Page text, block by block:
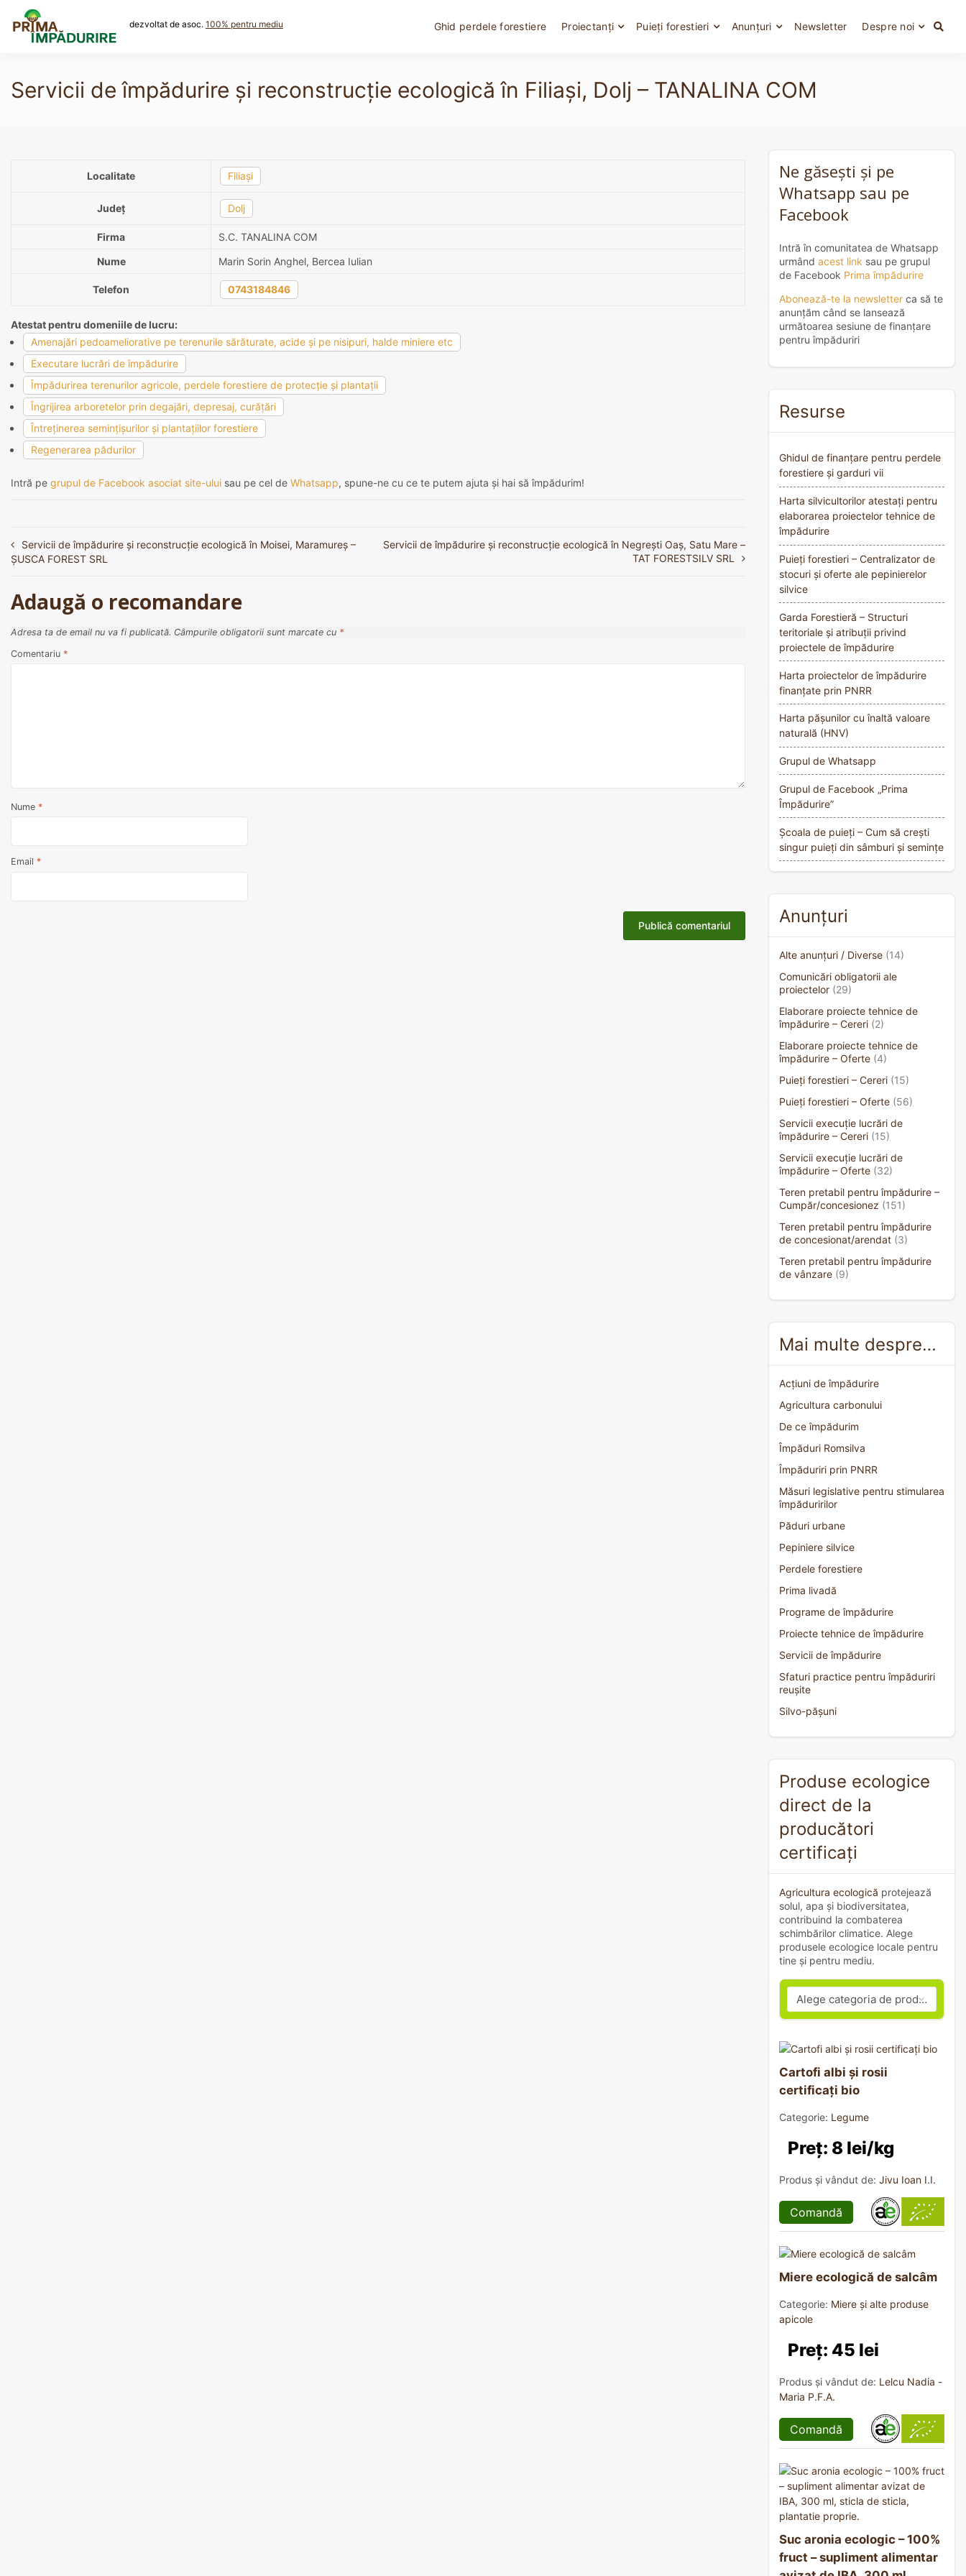
content
dezvoltat de asoc. 100% pentru mediu Ghid perdele forestiere Proiectanți Puieți forestieri Anunțuri Newsletter Despre noi
Servicii de împădurire și reconstrucție ecologică în Filiași, Dolj – TANALINA COM
Localitate Filiași
Județ Dolj
Firma
S.C. TANALINA COM
Nume
Marin Sorin Anghel, Bercea Iulian
Telefon 0743184846
Atestat pentru domeniile de lucru:
Amenajări pedoameliorative pe terenurile sărăturate, acide şi pe nisipuri, halde miniere etc
Executare lucrări de împădurire
Împădurirea terenurilor agricole, perdele forestiere de protecţie şi plantaţii
Îngrijirea arboretelor prin degajări, depresaj, curăţări
Întreţinerea seminţişurilor şi plantaţiilor forestiere
Regenerarea pădurilor
Intră pe grupul de Facebook asociat site-ului sau pe cel de Whatsapp, spune-ne cu ce te putem ajuta și hai să împădurim!
Navigare
articole
Servicii de împădurire și reconstrucție ecologică în Moisei, Maramureș –
ȘUSCA FOREST SRL
Servicii de împădurire și reconstrucție ecologică în Negrești Oaș, Satu Mare –
TAT FORESTSILV SRL
Adaugă o recomandare
Adresa ta de email nu va fi publicată. Câmpurile obligatorii sunt marcate cu *
Comentariu *
Nume *
Email *
Ne găsești și pe
Whatsapp sau pe
Facebook
Intră în comunitatea de Whatsapp
urmând acest link sau pe grupul
de Facebook Prima împădurire
Abonează-te la newsletter ca să te
anunțăm când se lansează
următoarea sesiune de finanțare
pentru împăduriri
Resurse
Ghidul de finanțare pentru perdele
forestiere și garduri vii
Harta silvicultorilor atestați pentru
elaborarea proiectelor tehnice de
împădurire
Puieți forestieri – Centralizator de
stocuri și oferte ale pepinierelor
silvice
Garda Forestieră – Structuri
teritoriale și atribuții privind
proiectele de împădurire
Harta proiectelor de împădurire
finanțate prin PNRR
Harta pășunilor cu înaltă valoare
naturală (HNV)
Grupul de Whatsapp
Grupul de Facebook „Prima
Împădurire”
Școala de puieți – Cum să crești
singur puieți din sâmburi și semințe
Anunțuri
Alte anunțuri / Diverse (14)
Comunicări obligatorii ale
proiectelor (29)
Elaborare proiecte tehnice de
împădurire – Cereri (2)
Elaborare proiecte tehnice de
împădurire – Oferte (4)
Puieți forestieri – Cereri (15)
Puieți forestieri – Oferte (56)
Servicii execuție lucrări de
împădurire – Cereri (15)
Servicii execuție lucrări de
împădurire – Oferte (32)
Teren pretabil pentru împădurire –
Cumpăr/concesionez (151)
Teren pretabil pentru împădurire
de concesionat/arendat (3)
Teren pretabil pentru împădurire
de vânzare (9)
Mai multe despre…
Acțiuni de împădurire
Agricultura carbonului
De ce împădurim
Împăduri Romsilva
Împăduriri prin PNRR
Măsuri legislative pentru stimularea
împăduririlor
Păduri urbane
Pepiniere silvice
Perdele forestiere
Prima livadă
Programe de împădurire
Proiecte tehnice de împădurire
Servicii de împădurire
Sfaturi practice pentru împăduriri
reușite
Silvo-pășuni
Produse ecologice
direct de la
producători
certificați
Agricultura ecologică protejează
solul, apa și biodiversitatea,
contribuind la combaterea
schimbărilor climatice. Alege
produsele ecologice locale pentru
tine și pentru mediu.
Cartofi albi și rosii
certificați bio
Categorie: Legume
Preț: 8 lei/kg
Produs și vândut de: Jivu Ioan I.I.
Comandă
Miere ecologică de salcâm
Categorie: Miere și alte produse
apicole
Preț: 45 lei
Produs și vândut de: Lelcu Nadia -
Maria P.F.A.
Comandă
Suc aronia ecologic – 100%
fruct – supliment alimentar